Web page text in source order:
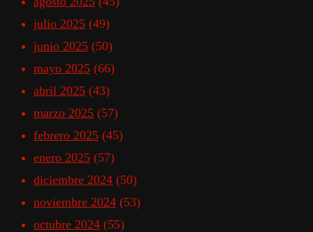
julio 2025 (49)
junio 2025 (50)
mayo 2025 (66)
abril 2025 (43)
marzo 2025 (57)
febrero 2025 (45)
enero 2025 (57)
diciembre 2024 (50)
noviembre 2024 (53)
octubre 2024 (55)